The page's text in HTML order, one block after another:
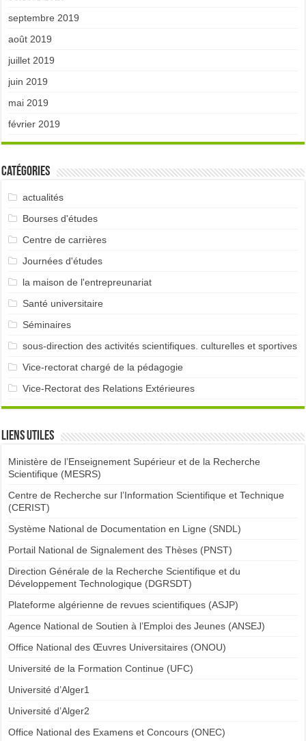
septembre 2019
août 2019
juillet 2019
juin 2019
mai 2019
février 2019
Catégories
actualités
Bourses d'études
Centre de carrières
Journées d'études
la maison de l'entrepreunariat
Santé universitaire
Séminaires
sous-direction des activités scientifiques. culturelles et sportives
Vice-rectorat chargé de la pédagogie
Vice-Rectorat des Relations Extérieures
Liens utiles
Ministère de l’Enseignement Supérieur et de la Recherche
Scientifique (MESRS)
Centre de Recherche sur l’Information Scientifique et Technique
(CERIST)
Système National de Documentation en Ligne (SNDL)
Portail National de Signalement des Thèses (PNST)
Direction Générale de la Recherche Scientifique et du
Développement Technologique (DGRSDT)
Plateforme algérienne de revues scientifiques (ASJP)
Agence National de Soutien à l’Emploi des Jeunes (ANSEJ)
Office National des Œuvres Universitaires (ONOU)
Université de la Formation Continue (UFC)
Université d’Alger1
Université d’Alger2
Office National des Examens et Concours (ONEC)